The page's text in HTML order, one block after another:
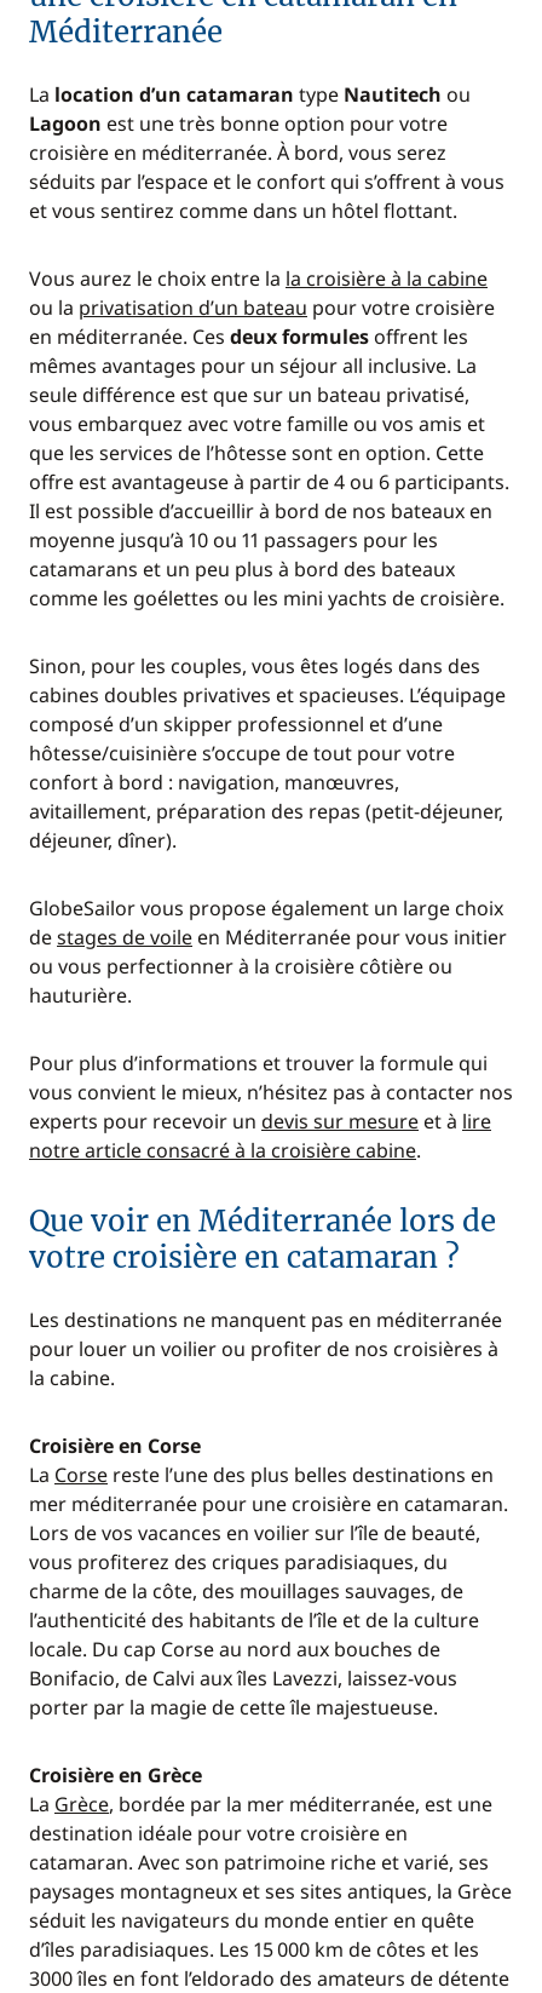
Méditerranée
La location d’un catamaran type Nautitech ou
Lagoon est une très bonne option pour votre
croisière en méditerranée. À bord, vous serez
séduits par l’espace et le confort qui s’offrent à vous
et vous sentirez comme dans un hôtel flottant.
Vous aurez le choix entre la la croisière à la cabine
ou la privatisation d’un bateau pour votre croisière
en méditerranée. Ces deux formules offrent les
mêmes avantages pour un séjour all inclusive. La
seule différence est que sur un bateau privatisé,
vous embarquez avec votre famille ou vos amis et
que les services de l’hôtesse sont en option. Cette
offre est avantageuse à partir de 4 ou 6 participants.
Il est possible d’accueillir à bord de nos bateaux en
moyenne jusqu’à 10 ou 11 passagers pour les
catamarans et un peu plus à bord des bateaux
comme les goélettes ou les mini yachts de croisière.
Sinon, pour les couples, vous êtes logés dans des
cabines doubles privatives et spacieuses. L’équipage
composé d’un skipper professionnel et d’une
hôtesse/cuisinière s’occupe de tout pour votre
confort à bord : navigation, manœuvres,
avitaillement, préparation des repas (petit-déjeuner,
déjeuner, dîner).
GlobeSailor vous propose également un large choix
destages de voile en Méditerranée pour vous initier
ou vous perfectionner à la croisière côtière ou
hauturière.
Pour plus d’informations et trouver la formule qui
vous convient le mieux, n’hésitez pas à contacter nos
experts pour recevoir un devis sur mesure et à lire
notre article consacré à la croisière cabine.
Que voir en Méditerranée lors de
votre croisière en catamaran ?
Les destinations ne manquent pas en méditerranée
pour louer un voilier ou profiter de nos croisières à
la cabine.
Croisière en Corse
La Corse reste l’une des plus belles destinations en
mer méditerranée pour une croisière en catamaran.
Lors de vos vacances en voilier sur l’île de beauté,
vous profiterez des criques paradisiaques, du
charme de la côte, des mouillages sauvages, de
l’authenticité des habitants de l’île et de la culture
locale. Du cap Corse au nord aux bouches de
Bonifacio, de Calvi aux îles Lavezzi, laissez-vous
porter par la magie de cette île majestueuse.
Croisière en Grèce
La Grèce, bordée par la mer méditerranée, est une
destination idéale pour votre croisière en
catamaran. Avec son patrimoine riche et varié, ses
paysages montagneux et ses sites antiques, la Grèce
séduit les navigateurs du monde entier en quête
d’îles paradisiaques. Les 15 000 km de côtes et les
3000 îles en font l’eldorado des amateurs de détente